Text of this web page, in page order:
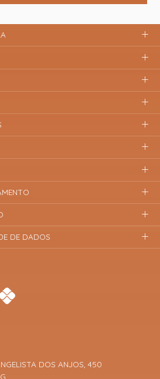
DOS ANJOS, 450
DE DADOS